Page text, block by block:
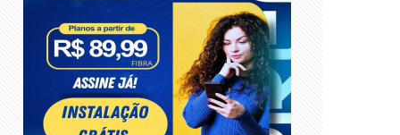
no interior de São Paulo